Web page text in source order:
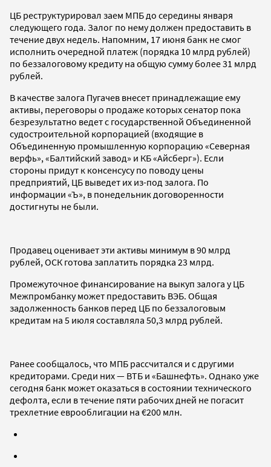
ЦБ реструктурировал заем МПБ до середины января
следующего года. Залог по нему должен предоставить в
течение двух недель. Напомним, 17 июня банк не смог
исполнить очередной платеж (порядка 10 млрд рублей)
по беззалоговому кредиту на общую сумму более 31 млрд
рублей.
В качестве залога Пугачев внесет принадлежащие ему
активы, переговоры о продаже которых сенатор пока
безрезультатно ведет с государственной Объединенной
судостроительной корпорацией (входящие в
Объединенную промышленную корпорацию «Северная
верфь», «Балтийский завод» и КБ «Айсберг»). Если
стороны придут к консенсусу по поводу цены
предприятий, ЦБ выведет их из-под залога. По
информации «Ъ», в понедельник договоренности
достигнуты не были.
Продавец оценивает эти активы минимум в 90 млрд
рублей, ОСК готова заплатить порядка 23 млрд.
Промежуточное финансирование на выкуп залога у ЦБ
Межпромбанку может предоставить ВЭБ. Общая
задолженность банков перед ЦБ по беззалоговым
кредитам на 5 июля составляла 50,3 млрд рублей.
Ранее сообщалось, что МПБ рассчитался и с другими
кредиторами. Среди них — ВТБ и «Башнефть». Однако уже
сегодня банк может оказаться в состоянии технического
дефолта, если в течение пяти рабочих дней не погасит
трехлетние еврооблигации на €200 млн.